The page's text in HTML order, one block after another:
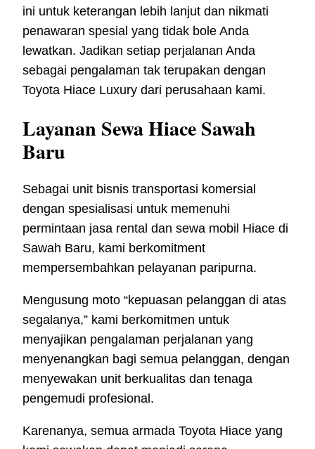
ini untuk keterangan lebih lanjut dan nikmati
penawaran spesial yang tidak bole Anda
lewatkan. Jadikan setiap perjalanan Anda
sebagai pengalaman tak terupakan dengan
Toyota Hiace Luxury dari perusahaan kami.
Layanan Sewa Hiace Sawah
Baru
Sebagai unit bisnis transportasi komersial
dengan spesialisasi untuk memenuhi
permintaan jasa rental dan sewa mobil Hiace di
Sawah Baru, kami berkomitment
mempersembahkan pelayanan paripurna.
Mengusung moto “kepuasan pelanggan di atas
segalanya,” kami berkomitmen untuk
menyajikan pengalaman perjalanan yang
menyenangkan bagi semua pelanggan, dengan
menyewakan unit berkualitas dan tenaga
pengemudi profesional.
Karenanya, semua armada Toyota Hiace yang